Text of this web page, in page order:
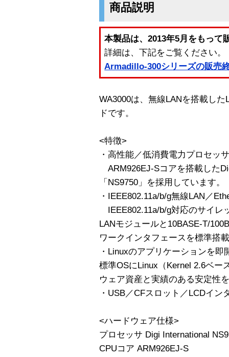
商品説明
本製品は、2013年5月をもって
詳細は、下記をご覧ください。
Armadillo-300シリーズの販売
WA3000は、無線LANを搭載し
ドです。
<特徴>
・高性能／低消費電力プロセッ
ARM926EJ-Sコアを搭載した
「NS9750」を採用しています。
・IEEE802.11a/b/g無線LAN／
IEEE802.11a/b/g対応のサイレ
LANモジュールと10BASE-T/
ワークインタフェースを標準搭
・Linuxのアプリケーションを即
標準OSにLinux（Kernel 2.6ベー
ウェア資産と実績のある安定性
・USB／CFスロット／LCDイン
<ハードウェア仕様>
プロセッサ Digi International
CPUコア ARM926EJ-S